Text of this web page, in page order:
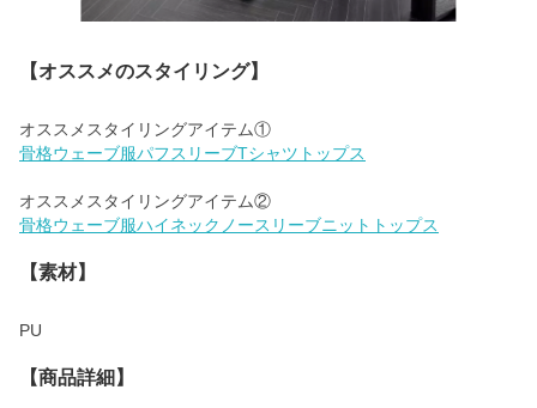
【オススメのスタイリング】
骨格ウェーブ服パフスリーブTシャツトップス
骨格ウェーブ服ハイネックノースリーブニットトップス
【素材】
PU
【商品詳細】